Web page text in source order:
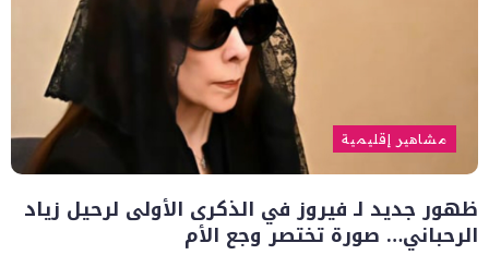
مشاهير إقليمية
ظهور جديد لـ فيروز في الذكرى الأولى لرحيل زياد
الرحباني… صورة تختصر وجع الأم